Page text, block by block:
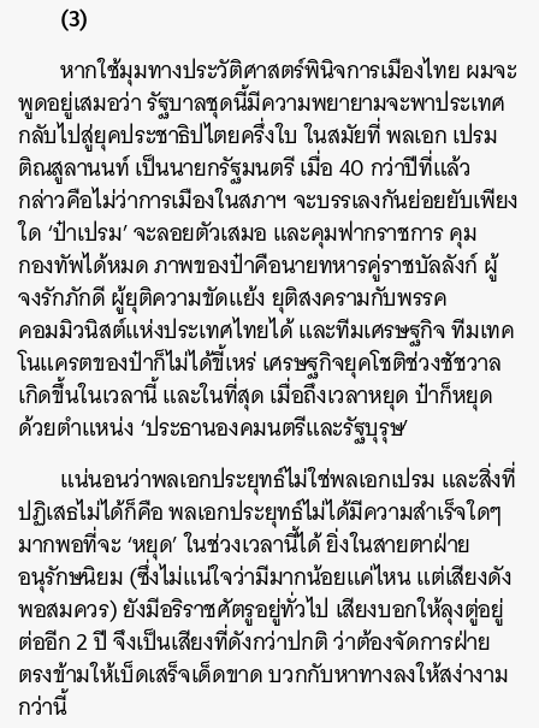
(3)
หากใช้มุมทางประวัติศาสตร์พินิจการเมืองไทย ผมจะ
พูดอยู่เสมอว่า รัฐบาลชุดนี้มีความพยายามจะพาประเทศ
กลับไปสู่ยุคประชาธิปไตยครึ่งใบ ในสมัยที่ พลเอก เปรม
ติณสูลานนท์ เป็นนายกรัฐมนตรี เมื่อ40กว่าปีที่แล้ว
กล่าวคือไม่ว่าการเมืองในสภาฯ จะบรรเลงกันย่อยยับเพียง
ใด‘ป๋าเปรม’จะลอยตัวเสมอ และคุมฟากราชการ คุม
กองทัพได้หมด ภาพของป๋าคือนายทหารคู่ราชบัลลังก์ ผู้
จงรักภักดี ผู้ยุติความขัดแย้ง ยุติสงครามกับพรรค
คอมมิวนิสต์แห่งประเทศไทยได้ และทีมเศรษฐกิจ ทีมเทค
โนแครตของป๋าก็ไม่ได้ขี้เหร่ เศรษฐกิจยุคโชติช่วงชัชวาล
เกิดขึ้นในเวลานี้ และในที่สุด เมื่อถึงเวลาหยุด ป๋าก็หยุด
ด้วยตำแหน่ง‘ประธานองคมนตรีและรัฐบุรุษ’
แน่นอนว่าพลเอกประยุทธ์ไม่ใช่พลเอกเปรม และสิ่งที่
ปฏิเสธไม่ได้ก็คือ พลเอกประยุทธ์ไม่ได้มีความสำเร็จใดๆ
มากพอที่จะ‘หยุด’ในช่วงเวลานี้ได้ ยิ่งในสายตาฝ่าย
อนุรักษนิยม (ซึ่งไม่แน่ใจว่ามีมากน้อยแค่ไหน แต่เสียงดัง
พอสมควร) ยังมีอริราชศัตรูอยู่ทั่วไป เสียงบอกให้ลุงตู่อยู่
ต่ออีก2ปี จึงเป็นเสียงที่ดังกว่าปกติ ว่าต้องจัดการฝ่าย
ตรงข้ามให้เบ็ดเสร็จเด็ดขาด บวกกับหาทางลงให้สง่างาม
กว่านี้